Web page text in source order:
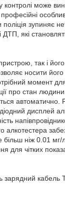
контролі може
поліція зупиняє
ДТП, які
так і
носити
момент
про стан
автоматично.
дисплей
алкотестера
ніж 0.01 мг/
для чітких
зарядний кабель